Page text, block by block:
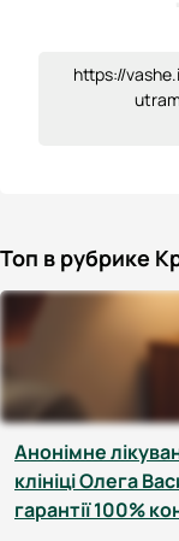
https://
Топ в рубрике
Анонімне
клініці Олега
гарантії 100%